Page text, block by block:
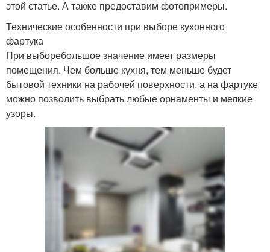
этой статье. А также предоставим фотопримеры.
Технические особенности при выборе кухонного
фартука
При выборебольшое значение имеет размеры
помещения. Чем больше кухня, тем меньше будет
бытовой техники на рабочей поверхности, а на фартуке
можно позволить выбрать любые орнаменты и мелкие
узоры.